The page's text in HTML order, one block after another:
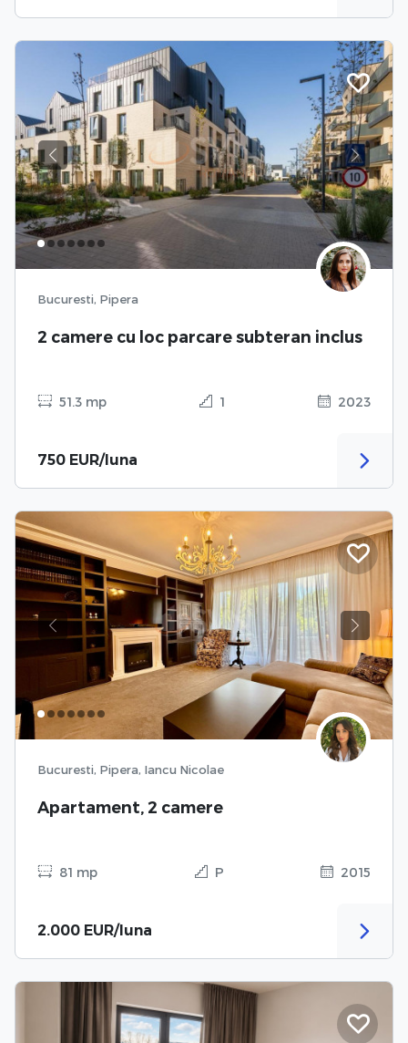
Previous Next
Bucuresti, Pipera
2 camere cu loc parcare subteran inclus
51.3 mp 1 2023
750 EUR/luna
Previous Next
Bucuresti, Pipera, Iancu Nicolae
Apartament, 2 camere
81 mp P 2015
2.000 EUR/luna